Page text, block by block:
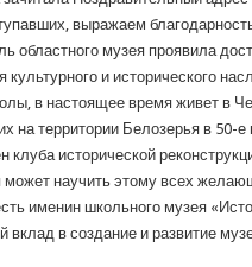
выражаем
областного музея проявила
и исторического
в настоящее время живет в
на территории Белозерья в 50-е
клуба исторической
может научить этому всех
именин школьного музея
вклад в создание и развитие